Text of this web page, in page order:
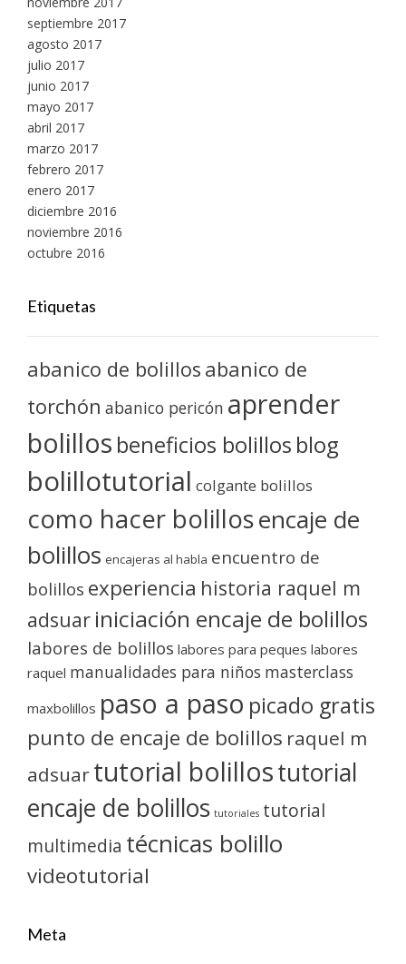
septiembre 2017
agosto 2017
julio 2017
junio 2017
mayo 2017
abril 2017
marzo 2017
febrero 2017
enero 2017
diciembre 2016
noviembre 2016
octubre 2016
Etiquetas
abanico de bolillos abanico de
torchón abanico pericón aprender
bolillos beneficios bolillos blog
bolillotutorial colgante bolillos
como hacer bolillosencaje de
bolillos encajeras al habla encuentro de
bolillos experiencia historia raquel m
adsuar iniciación encaje de bolillos
labores de bolillos labores para peques labores
raquel manualidades para niños masterclass
maxbolillos paso a paso picado gratis
punto de encaje de bolillos raquel m
adsuartutorial bolillostutorial
encaje de bolillos tutoriales tutorial
multimedia técnicas bolillo
videotutorial
Meta